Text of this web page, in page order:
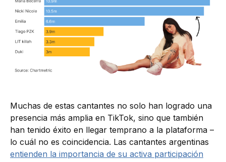
Muchas de estas cantantes no solo han logrado una
presencia más amplia en TikTok, sino que también
han tenido éxito en llegar temprano a la plataforma –
lo cuál no es coincidencia. Las cantantes argentinas
entienden la importancia de su activa participación